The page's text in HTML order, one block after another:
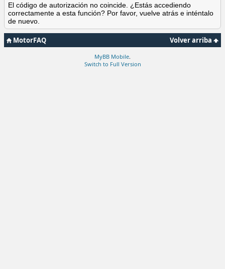
El código de autorización no coincide. ¿Estás accediendo
correctamente a esta función? Por favor, vuelve atrás e inténtalo
de nuevo.
Volver arriba
MotorFAQ
MyBB Mobile
Switch to Full Version